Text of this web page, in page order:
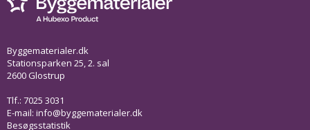
Byggematerialer.dk
Stationsparken 25, 2. sal
2600 Glostrup
Tlf.: 7025 3031
E-mail: info@byggematerialer.dk
Besøgsstatistik